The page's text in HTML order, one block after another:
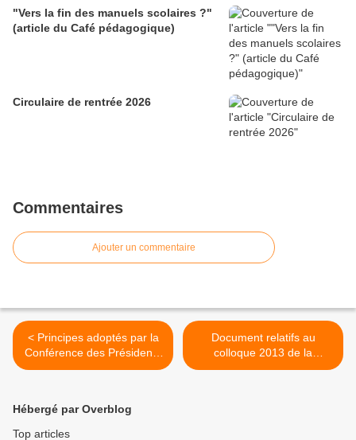
"Vers la fin des manuels scolaires ?"
(article du Café pédagogique)
Circulaire de rentrée 2026
Commentaires
Ajouter un commentaire
< Principes adoptés par la
Conférence des Présidents
d'Université à l'issue du
Document relatifs au
colloque 2013 de la
CORFEM (COmmission de
Hébergé par Overblog
Top articles